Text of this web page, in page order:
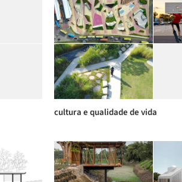
cultura e qualidade de vida